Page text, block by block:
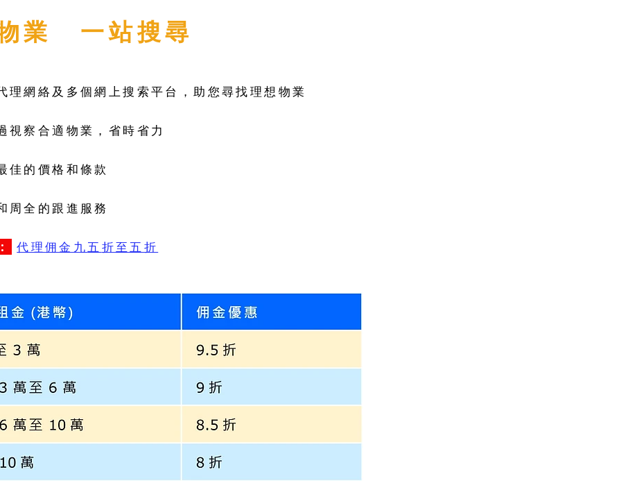
業 一站搜尋
理網絡及多個網上搜索平台，助您尋找理想物業
視察合適物業，省時省力
佳的價格和條款
周全的跟進服務
代理佣金九五 折至五折